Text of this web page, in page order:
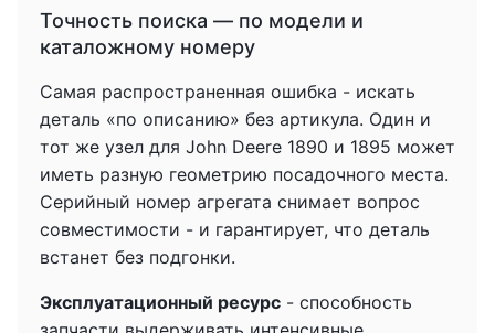
Точность поиска — по модели и
каталожному номеру
Самая распространенная ошибка - искать
деталь «по описанию» без артикула. Один и
тот же узел для John Deere 1890 и 1895 может
иметь разную геометрию посадочного места.
Серийный номер агрегата снимает вопрос
совместимости - и гарантирует, что деталь
встанет без подгонки.
Эксплуатационный ресурс - способность